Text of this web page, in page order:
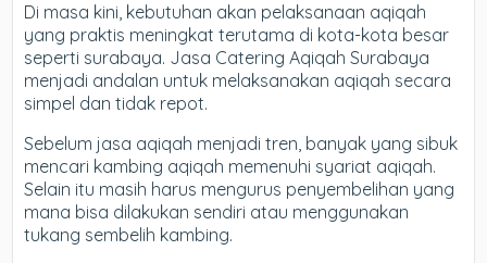
Di masa kini, kebutuhan akan pelaksanaan aqiqah
yang praktis meningkat terutama di kota-kota besar
seperti surabaya. Jasa Catering Aqiqah Surabaya
menjadi andalan untuk melaksanakan aqiqah secara
simpel dan tidak repot.
Sebelum jasa aqiqah menjadi tren, banyak yang sibuk
mencari kambing aqiqah memenuhi syariat aqiqah.
Selain itu masih harus mengurus penyembelihan yang
mana bisa dilakukan sendiri atau menggunakan
tukang sembelih kambing.